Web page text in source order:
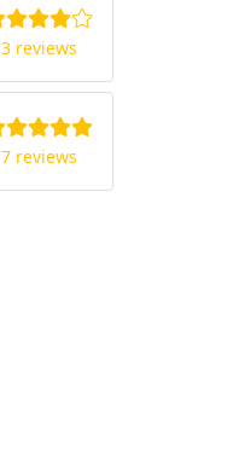
3 reviews
7 reviews